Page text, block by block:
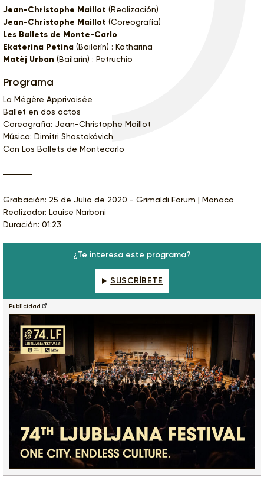
Jean-Christophe Maillot (Realización)
Jean-Christophe Maillot (Coreografía)
Les Ballets de Monte-Carlo
Ekaterina Petina (Bailarín) : Katharina
Matèj Urban (Bailarín) : Petruchio
Programa
La Mégère Apprivoisée
Ballet en dos actos
Coreografía: Jean-Christophe Maillot
Música: Dimitri Shostakóvich
Con Los Ballets de Montecarlo
Grabación: 25 de Julio de 2020 - Grimaldi Forum | Monaco
Realizador: Louise Narboni
Duración: 01:23
¿Te interesa este programa?
SUSCRÍBETE
Publicidad